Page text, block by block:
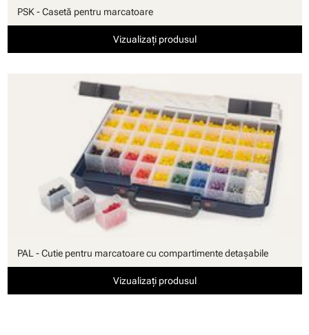
PSK - Casetă pentru marcatoare
Vizualizați produsul
PAL - Cutie pentru marcatoare cu compartimente detaşabile
Vizualizați produsul